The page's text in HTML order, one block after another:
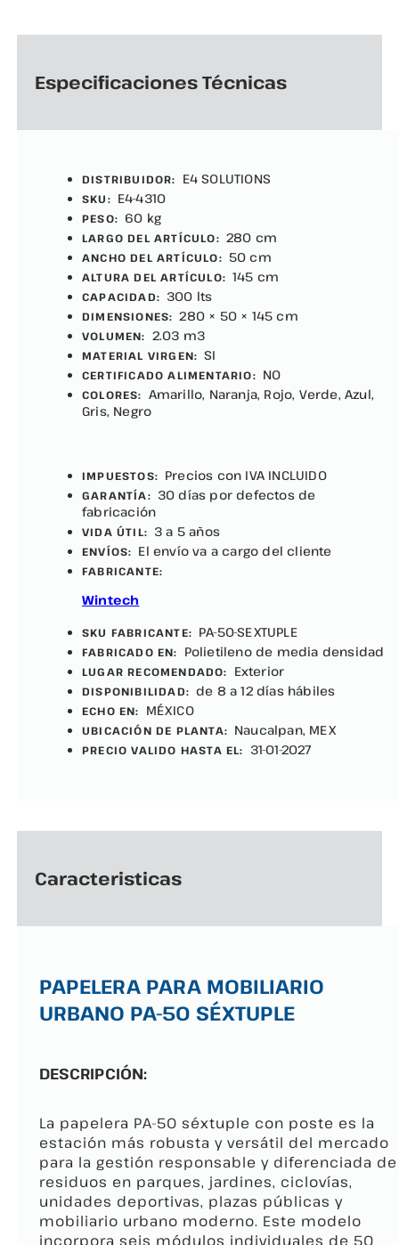
Especificaciones Técnicas
DISTRIBUIDOR: E4 SOLUTIONS
SKU: E4-4310
PESO: 60 kg
LARGO DEL ARTÍCULO: 280 cm
ANCHO DEL ARTÍCULO: 50 cm
ALTURA DEL ARTÍCULO: 145 cm
CAPACIDAD: 300 lts
DIMENSIONES: 280 × 50 × 145 cm
VOLUMEN: 2.03 m3
MATERIAL VIRGEN: SI
CERTIFICADO ALIMENTARIO: NO
COLORES: Amarillo, Naranja, Rojo, Verde, Azul,
Gris, Negro
IMPUESTOS: Precios con IVA INCLUIDO
GARANTÍA: 30 días por defectos de
fabricación
VIDA ÚTIL: 3 a 5 años
ENVÍOS: El envío va a cargo del cliente
FABRICANTE:
Wintech
SKU FABRICANTE: PA-50-SEXTUPLE
FABRICADO EN: Polietileno de media densidad
LUGAR RECOMENDADO: Exterior
DISPONIBILIDAD: de 8 a 12 días hábiles
ECHO EN: MÉXICO
UBICACIÓN DE PLANTA: Naucalpan, MEX
PRECIO VALIDO HASTA EL: 31-01-2027
Caracteristicas
PAPELERA PARA MOBILIARIO
URBANO PA-50 SÉXTUPLE
DESCRIPCIÓN:
La papelera PA-50 séxtuple con poste es la
estación más robusta y versátil del mercado
para la gestión responsable y diferenciada de
residuos en parques, jardines, ciclovías,
unidades deportivas, plazas públicas y
mobiliario urbano moderno. Este modelo
incorpora seis módulos individuales de 50